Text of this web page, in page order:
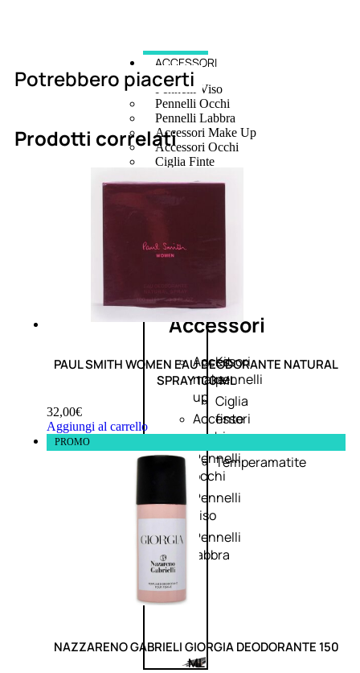
ACCESSORI
Pennelli Viso
Pennelli Occhi
Pennelli Labbra
Accessori Make Up
Accessori Occhi
Ciglia Finte
Accessori
Accessori
make
up
Accessori
occhi
Pennelli
occhi
Pennelli
viso
Pennelli
labbra
Kit
pennelli
Ciglia
finte
Temperamatite
Potrebbero piacerti
Prodotti correlati
PAUL SMITH WOMEN EAU DEODORANTE NATURAL
SPRAY 100 ML
32,00€
Aggiungi al carrello
PROMO
NAZZARENO GABRIELI GIORGIA DEODORANTE 150
ML